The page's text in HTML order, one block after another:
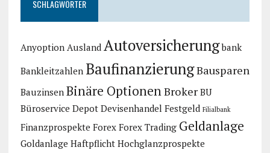
SCHLAGWÖRTER
Anyoption Ausland Autoversicherung bank
Bankleitzahlen BaufinanzierungBausparen
Bauzinsen Binäre OptionenBroker BU
Büroservice Depot Devisenhandel Festgeld Filialbank
Finanzprospekte Forex Forex Trading Geldanlage
Goldanlage Haftpflicht Hochglanzprospekte